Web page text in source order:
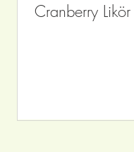
Cranberry